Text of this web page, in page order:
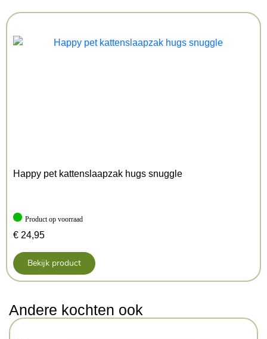
Happy pet kattenslaapzak hugs snuggle
Product op voorraad
€ 24,95
Bekijk product
Andere kochten ook